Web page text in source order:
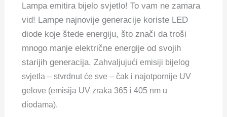
Lampa emitira bijelo svjetlo! To vam ne zamara
vid! Lampe najnovije generacije koriste LED
diode koje štede energiju, što znači da troši
mnogo manje električne energije od svojih
starijih generacija.Zahvaljujući emisiji bijelog
svjetla – stvrdnut će sve – čak i najotpornije UV
gelove (emisija UV zraka 365 i 405 nm u
diodama).